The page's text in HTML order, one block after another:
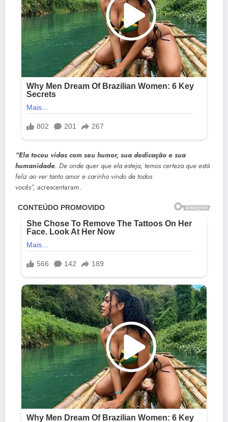
“Ela tocou vidas com seu humor, sua dedicação e sua
humanidade. De onde quer que ela esteja, temos certeza que está
feliz ao ver tanto amor e carinho vindo de todos
vocês”, acrescentaram.